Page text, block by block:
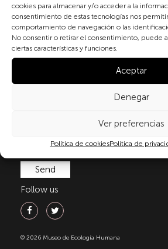
cookies para almacenar y/o acceder a la
consentimiento de estas tecnologías nos
comportamiento de navegación o las
No consentir o retirar el consentimiento, puede
ciertas características y funciones.
Aceptar
Denegar
Ver preferencias
Política de cookiesPolítica de
By checking the box and
expressly consent to the processing
data in accordance with the current
personal data protection, in
Regulation (EU) 2016/679 of the
and of the Council of 27 April 2016
of Personal Data and Guarantee of
privacy policy.
Follow us
© 2026 Museo de Ecología Humana